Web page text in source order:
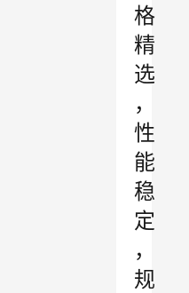
格
精
选
，
性
能
稳
定
，
规